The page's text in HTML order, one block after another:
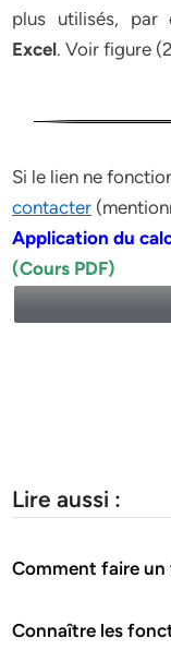
plus utilisés, par
Excel. Voir figure
Si le lien ne
contacter
Application du
(Cours PDF)
Lire aussi :
Comment faire un
Connaître les